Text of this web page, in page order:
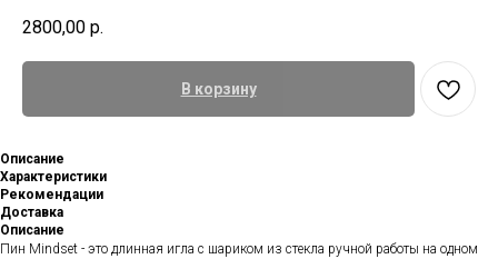
2800,00 р.
В корзину
Описание
Характеристики
Рекомендации
Доставка
Описание
Пин Mindset - это длинная игла с шариком из стекла ручной работы на одном